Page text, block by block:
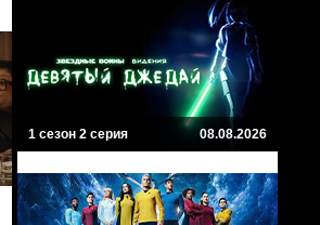
1 сезон 2 серия 08.08.2026